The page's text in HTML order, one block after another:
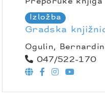
Izložba
Gradska
Ogulin,
047/522-170